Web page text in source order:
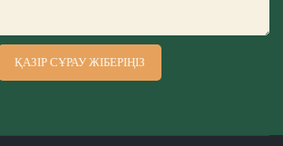
ҚАЗІР СҰРАУ ЖІБЕРІҢІЗ